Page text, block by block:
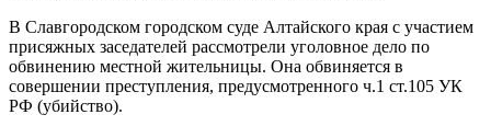
В Славгородском городском суде Алтайского края с участием
присяжных заседателей рассмотрели уголовное дело по
обвинению местной жительницы. Она обвиняется в
совершении преступления, предусмотренного ч.1 ст.105 УК
РФ (убийство).